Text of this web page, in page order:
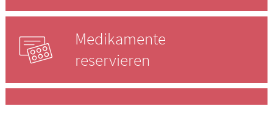
Medikamente
reservieren